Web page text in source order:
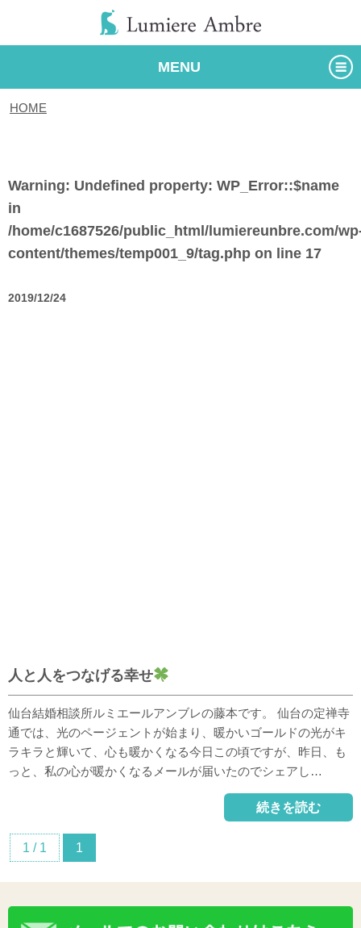
MENU
HOME
Warning: Undefined property: WP_Error::$name
in
/home/c1687526/public_html/lumiereunbre.com/
content/themes/temp001_9/tag.php on line 17
2019/12/24
人と人をつなげる幸せ
仙台結婚相談所ルミエールアンブレの藤本です。 仙台の定禅寺
通では、光のページェントが始まり、暖かいゴールドの光がキ
ラキラと輝いて、心も暖かくなる今日この頃ですが、昨日、も
っと、私の心が暖かくなるメールが届いたのでシェアし…
続きを読む
1 / 1 1